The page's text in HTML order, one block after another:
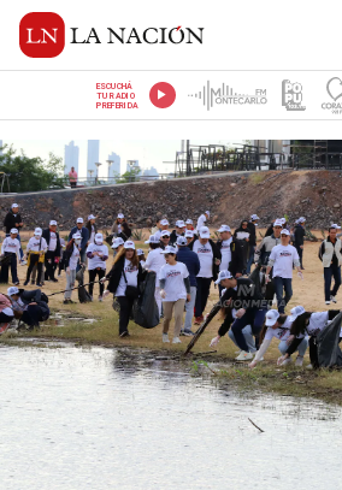
ESCUCHÁ
TU RADIO
PREFERIDA